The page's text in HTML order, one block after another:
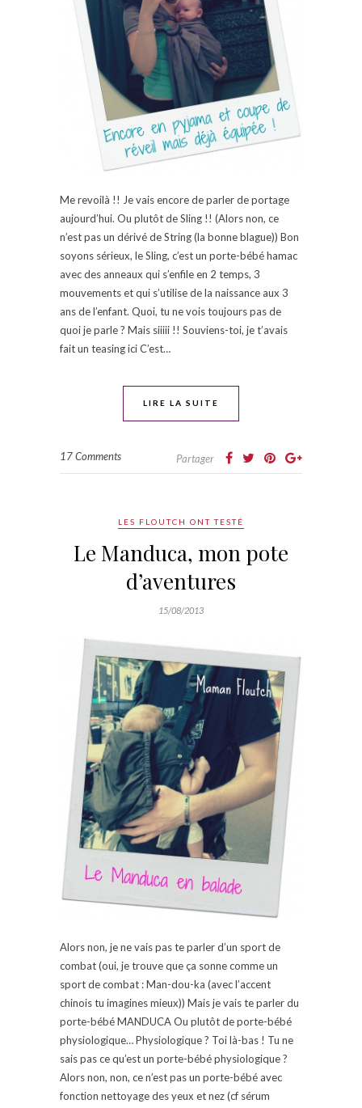
Me revoilà !! Je vais encore de parler de portage
aujourd’hui. Ou plutôt de Sling !! (Alors non, ce
n’est pas un dérivé de String (la bonne blague)) Bon
soyons sérieux, le Sling, c’est un porte-bébé hamac
avec des anneaux qui s’enfile en 2 temps, 3
mouvements et qui s’utilise de la naissance aux 3
ans de l’enfant. Quoi, tu ne vois toujours pas de
quoi je parle ? Mais siiiii !! Souviens-toi, je t’avais
fait un teasing ici C’est…
LIRE LA SUITE
17 Comments Partager
LES FLOUTCH ONT TESTÉ
Le Manduca, mon pote
d’aventures
15/08/2013
Alors non, je ne vais pas te parler d’un sport de
combat (oui, je trouve que ça sonne comme un
sport de combat : Man-dou-ka (avec l’accent
chinois tu imagines mieux)) Mais je vais te parler du
porte-bébé MANDUCA Ou plutôt de porte-bébé
physiologique… Physiologique ? Toi là-bas ! Tu ne
sais pas ce qu’est un porte-bébé physiologique ?
Alors non, non, ce n’est pas un porte-bébé avec
fonction nettoyage des yeux et nez (cf sérum